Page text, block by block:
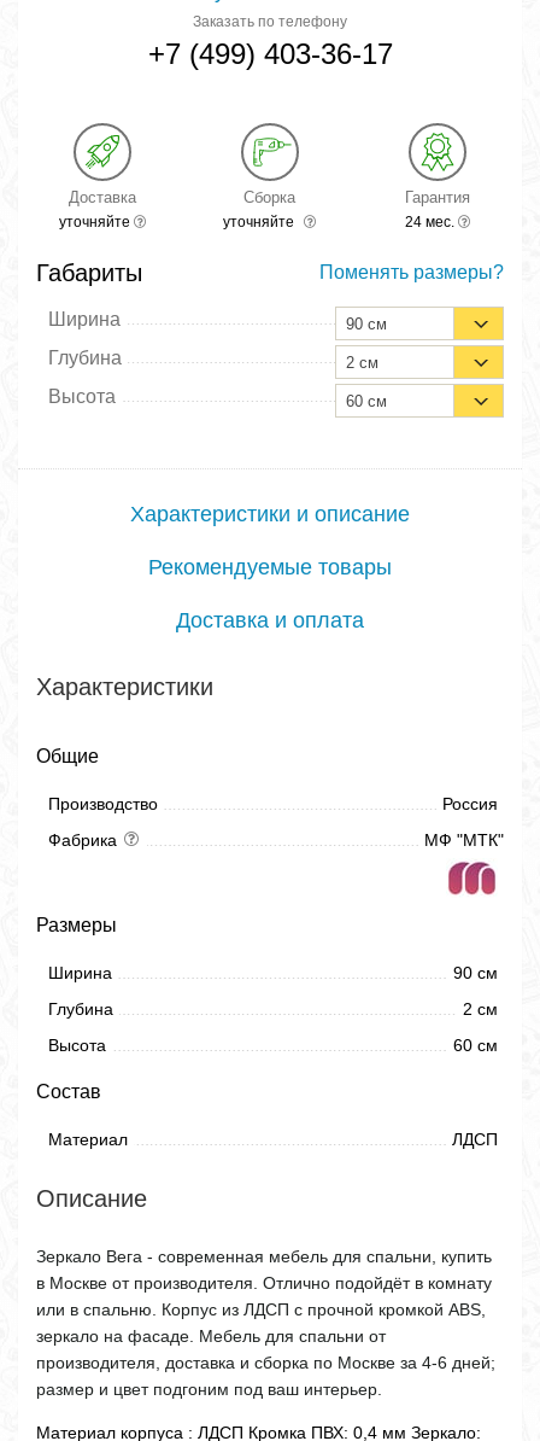
Заказать по телефону
+7 (499) 403-36-17
Доставка
уточняйте
Сборка
уточняйте
Гарантия
24 мес.
Габариты Поменять размеры?
Ширина 90 см
Глубина 2 см
Высота 60 см
Характеристики и описание
Рекомендуемые товары
Доставка и оплата
Характеристики
Общие
Производство
Россия
Фабрика
МФ "МТК"
Размеры
Ширина
90 см
Глубина
2 см
Высота
60 см
Состав
Материал ЛДСП
Описание
Зеркало Вега - современная мебель для спальни, купить
в Москве от производителя. Отлично подойдёт в комнату
или в спальню. Корпус из ЛДСП с прочной кромкой ABS,
зеркало на фасаде. Мебель для спальни от
производителя, доставка и сборка по Москве за 4-6 дней;
размер и цвет подгоним под ваш интерьер.
Материал корпуса : ЛДСП Кромка ПВХ: 0,4 мм Зеркало: